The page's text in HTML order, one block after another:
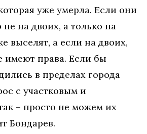
уже умерла. Если они
на двоих, а только на
выселят, а если на двоих,
имеют права. Если бы
в пределах города
с участковым и
– просто не можем их
Бондарев.